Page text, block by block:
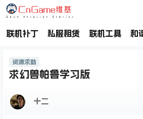
联机补丁 私服租赁 联机工具 和
资源求助
求幻兽帕鲁学习版
十二